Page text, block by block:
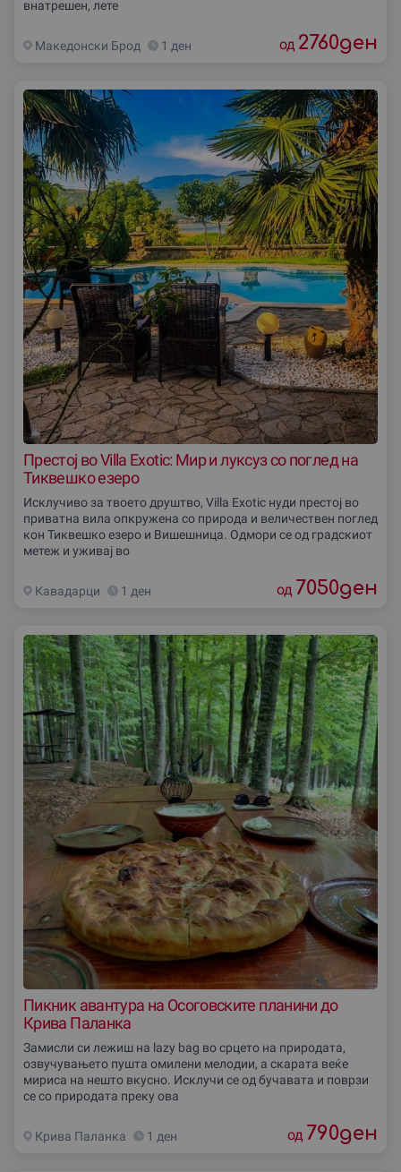
внатрешен, лете
Македонски Брод 1 ден од 2760ден
Престој во Villa Exotic: Мир и луксуз со поглед на
Тиквешко езеро
Исклучиво за твоето друштво, Villa Exotic нуди престој во
приватна вила опкружена со природа и величествен поглед
кон Тиквешко езеро и Вишешница. Одмори се од градскиот
метеж и уживај во
Кавадарци 1 ден од 7050ден
Пикник авантура на Осоговските планини до
Крива Паланка
Замисли си лежиш на lazy bag во срцето на природата,
озвучувањето пушта омилени мелодии, а скарата веќе
мириса на нешто вкусно. Исклучи се од бучавата и поврзи
се со природата преку ова
Крива Паланка 1 ден од 790ден